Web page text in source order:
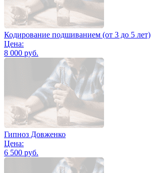
Кодирование подшиванием (от 3 до 5 лет)
Цена:
8 000 руб.
Гипноз Довженко
Цена:
6 500 руб.